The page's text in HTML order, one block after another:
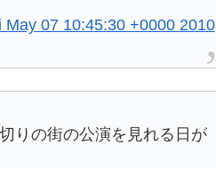
May 07 10:45:30 +0000 2010
りの街の公演を見れる日が